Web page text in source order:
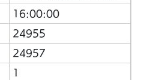
16:00:00
24955
24957
1